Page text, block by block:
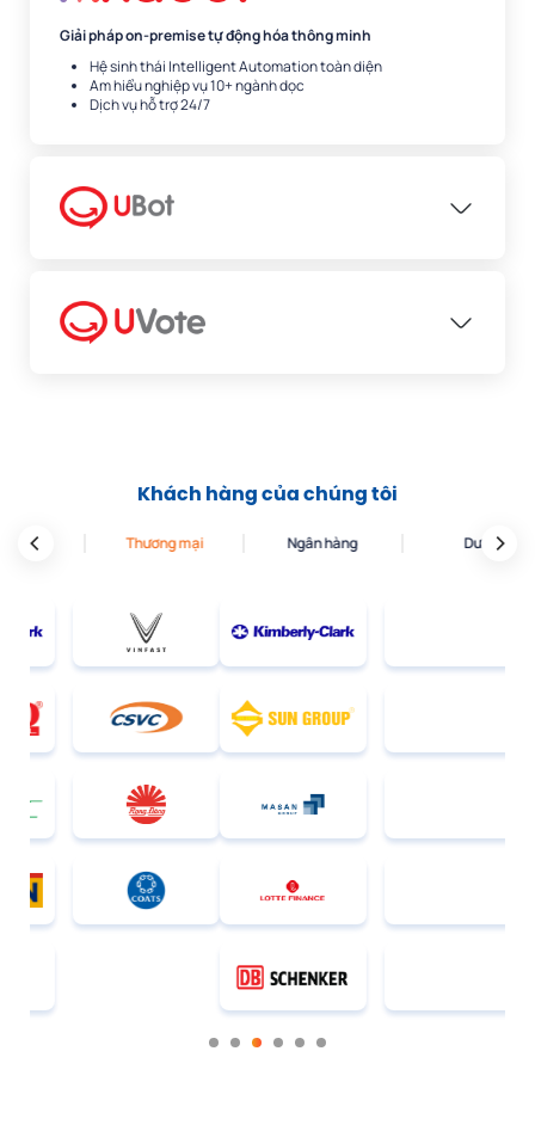
Giải pháp on-premise tự động hóa thông minh
Hệ sinh thái Intelligent Automation toàn diện
Am hiểu nghiệp vụ 10+ ngành dọc
Dịch vụ hỗ trợ 24/7
Khách hàng của chúng tôi
Thương mại Ngân hàng